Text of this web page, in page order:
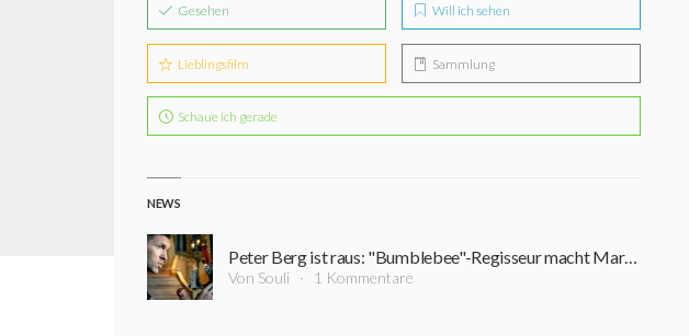
Gesehen Will ich sehen
Lieblingsfilm Sammlung
Schaue ich gerade
NEWS
Peter Berg ist raus: "Bumblebee"-Regisseur macht Mark Wahlberg zum "Six Billion Dollar Man"
Von Souli 1 Kommentare